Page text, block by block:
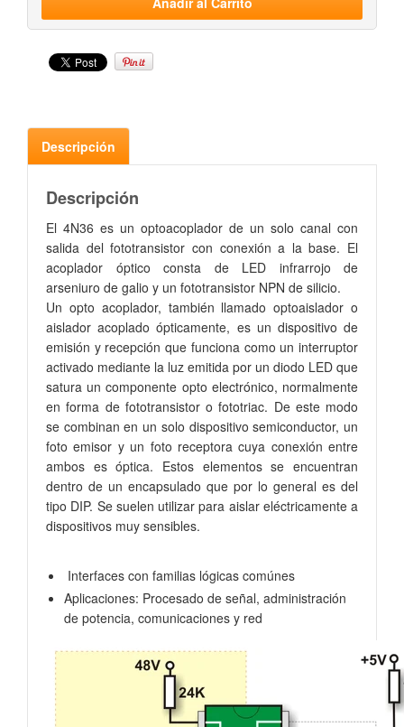
Descripción
Descripción
El 4N36 es un optoacoplador de un solo canal con
salida del fototransistor con conexión a la base. El
acoplador óptico
consta de LED infrarrojo
de
arseniuro de galio y un fototransistor NPN de silicio.
Un opto acoplador, también llamado optoaislador o
aislador acoplado ópticamente, es un dispositivo de
emisión y recepción que funciona como un interruptor
activado mediante la luz emitida por un diodo LED que
satura un componente opto electrónico, normalmente
en forma de fototransistor o fototriac. De este modo
se combinan en un solo dispositivo semiconductor, un
foto emisor y un foto receptora cuya conexión entre
ambos es óptica. Estos elementos se encuentran
dentro de un encapsulado que por lo general es del
tipo DIP. Se suelen utilizar para aislar eléctricamente a
dispositivos muy sensibles.
Interfaces con familias lógicas comúnes
Aplicaciones: Procesado de señal, administración
de potencia, comunicaciones y red